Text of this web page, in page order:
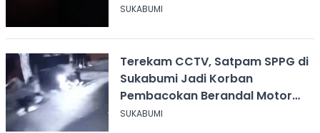
SUKABUMI
Terekam CCTV, Satpam SPPG di
Sukabumi Jadi Korban
Pembacokan Berandal Motor
Berbendera Persib
SUKABUMI